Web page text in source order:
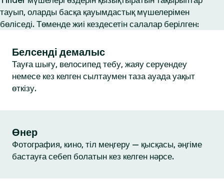
тауып, оларды басқа қауымдастық мүшелерімен
бөліседі. Төменде жиі кездесетін салалар берілген:
Белсенді демалыс
Тауға шығу, велосипед тебу, жаяу серуендеу
немесе кез келген сылтаумен таза ауада уақыт
өткізу.
Өнер
Фотография, кино, тіл меңгеру — қысқасы, әңгіме
бастауға себеп болатын кез келген нәрсе.